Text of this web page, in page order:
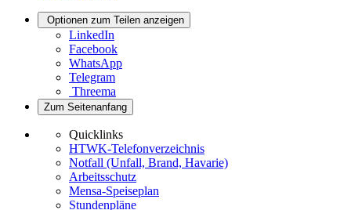
Optionen zum Teilen anzeigen
LinkedIn
Facebook
WhatsApp
Telegram
Threema
Zum Seitenanfang
Quicklinks
HTWK-Telefonverzeichnis
Notfall (Unfall, Brand, Havarie)
Arbeitsschutz
Mensa-Speiseplan
Stundenpläne